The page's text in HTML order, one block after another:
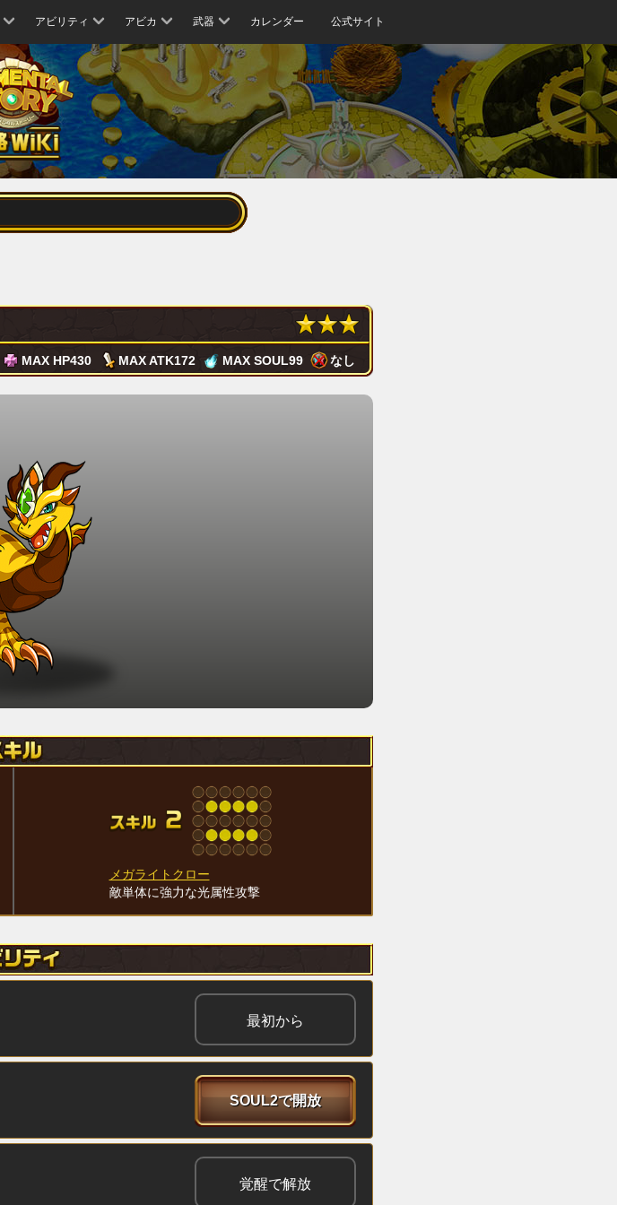
アビリティ アビカ 武器 カレンダー 公式サイト
MAX HP430 MAX ATK172 MAX SOUL99 なし
メガライトクロー
敵単体に強力な光属性攻撃
最初から
SOUL2で開放
覚醒で解放